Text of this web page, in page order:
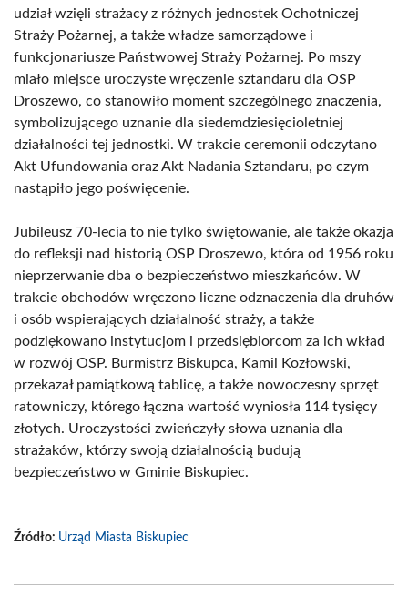
udział wzięli strażacy z różnych jednostek Ochotniczej
Straży Pożarnej, a także władze samorządowe i
funkcjonariusze Państwowej Straży Pożarnej. Po mszy
miało miejsce uroczyste wręczenie sztandaru dla OSP
Droszewo, co stanowiło moment szczególnego znaczenia,
symbolizującego uznanie dla siedemdziesięcioletniej
działalności tej jednostki. W trakcie ceremonii odczytano
Akt Ufundowania oraz Akt Nadania Sztandaru, po czym
nastąpiło jego poświęcenie.
Jubileusz 70-lecia to nie tylko świętowanie, ale także okazja
do refleksji nad historią OSP Droszewo, która od 1956 roku
nieprzerwanie dba o bezpieczeństwo mieszkańców. W
trakcie obchodów wręczono liczne odznaczenia dla druhów
i osób wspierających działalność straży, a także
podziękowano instytucjom i przedsiębiorcom za ich wkład
w rozwój OSP. Burmistrz Biskupca, Kamil Kozłowski,
przekazał pamiątkową tablicę, a także nowoczesny sprzęt
ratowniczy, którego łączna wartość wyniosła 114 tysięcy
złotych. Uroczystości zwieńczyły słowa uznania dla
strażaków, którzy swoją działalnością budują
bezpieczeństwo w Gminie Biskupiec.
Źródło: Urząd Miasta Biskupiec